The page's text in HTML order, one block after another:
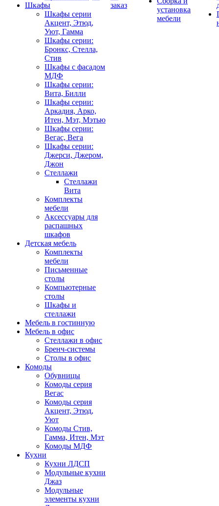
Шкафы
Шкафы серии
Акцент, Этюд,
Уют, Гамма
Шкафы серии:
Бронкс, Стелла,
Стив
Шкафы с фасадом
МДФ
Шкафы серии:
Вита, Билли
Шкафы серии:
Аркадия, Арко,
Итен, Мэт, Мэтью
Шкафы серии:
Вегас, Вега
Шкафы серии:
Джерси, Джером,
Джон
Стеллажи
Стеллажи
Вита
Комплекты
мебели
Аксессуары для
распашных
шкафов
Детская мебель
Комплекты
мебели
Письменные
столы
Компьютерные
столы
Шкафы и
стеллажи
Мебель в гостинную
Мебель в офис
Стеллажи в офис
Бренч-системы
Столы в офис
Комоды
Обувницы
Комоды серия
Вегас
Комоды серия
Акцент, Этюд,
Уют
Комоды Стив,
Гамма, Итен, Мэт
Комоды МДФ
Кухни
Кухни ЛДСП
Модульные кухни
Джаз
Модульные
элементы кухни
заказ
установка
мебели